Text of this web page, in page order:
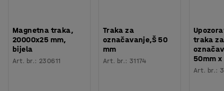
Magnetna traka,
20000x25 mm,
bijela
Art. br.: 230611
Traka za
označavanje,Š 50
mm
Art. br.: 31174
traka za
50mm
Art. br.: